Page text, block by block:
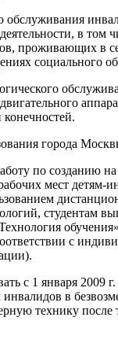
обслуживания
в том
проживающих в
социального
города
по созданию
мест детям-
студентам
с
с 1 января 2009
в
технику после